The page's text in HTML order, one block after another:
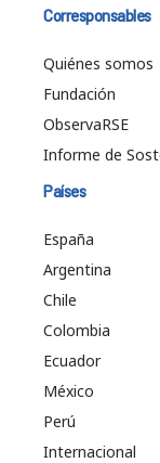
Corresponsables
Quiénes somos
Fundación
ObservaRSE
Informe de
Países
España
Argentina
Chile
Colombia
Ecuador
México
Perú
Internacional